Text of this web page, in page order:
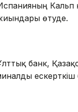
өтуде.
банк,